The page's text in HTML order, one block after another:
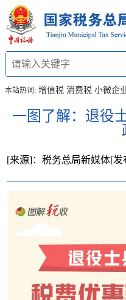
本站热词: 增值税 消费税 小微企
一图了解：退役
[发
[来源]：税务总局新媒体